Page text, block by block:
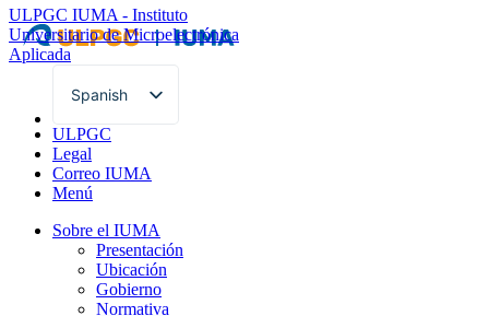
ULPGC IUMA - Instituto
Universitario de Microelectrónica
Aplicada
Spanish
English
ULPGC
Legal
Correo IUMA
Menú
Sobre el IUMA
Presentación
Ubicación
Gobierno
Normativa